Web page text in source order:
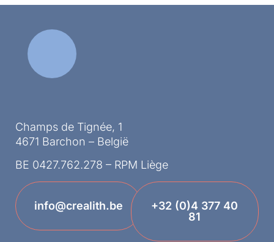
Champs de Tignée, 1
4671 Barchon – België
BE 0427.762.278 – RPM Liège
info@crealith.be
+32 (0)4 377 40
81